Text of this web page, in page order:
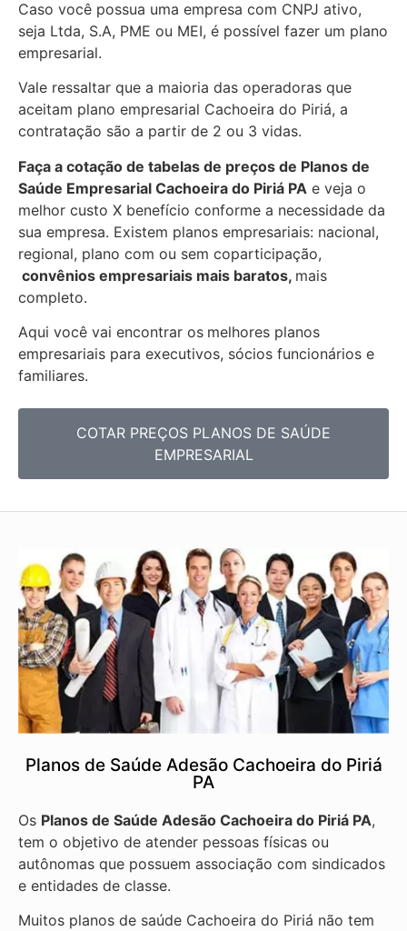
Caso você possua uma empresa com CNPJ ativo,
seja Ltda, S.A, PME ou MEI, é possível fazer um plano
empresarial.
Vale ressaltar que a maioria das operadoras que
aceitam plano empresarial Cachoeira do Piriá, a
contratação são a partir de 2 ou 3 vidas.
Faça a cotação de tabelas de preços de Planos de
Saúde Empresarial Cachoeira do Piriá PA e veja o
melhor custo X benefício conforme a necessidade da
sua empresa. Existem planos empresariais: nacional,
regional, plano com ou sem coparticipação,
convênios empresariais mais baratos, mais
completo.
Aqui você vai encontrar os melhores planos
empresariais para executivos, sócios funcionários e
familiares.
COTAR PREÇOS PLANOS DE SAÚDE
EMPRESARIAL
Planos de Saúde Adesão Cachoeira do Piriá
PA
Os Planos de Saúde Adesão Cachoeira do Piriá PA,
tem o objetivo de atender pessoas físicas ou
autônomas que possuem associação com sindicados
e entidades de classe.
Muitos planos de saúde Cachoeira do Piriá não tem